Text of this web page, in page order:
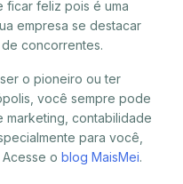
ficar feliz pois é uma
empresa se destacar
concorrentes.
o pioneiro ou ter
você sempre pode
marketing, contabilidade
para você,
o blog MaisMei.